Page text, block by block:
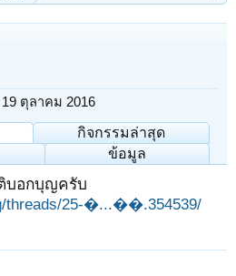
19 ตุลาคม 2016
กิจกรรมล่าสุด
ข้อมูล
บอกบุญครับ
threads/25-�...��.354539/